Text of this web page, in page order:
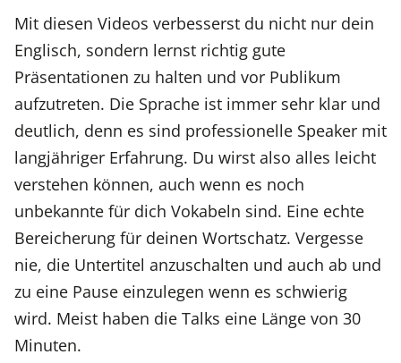
Mit diesen Videos verbesserst du nicht nur dein
Englisch, sondern lernst richtig gute
Präsentationen zu halten und vor Publikum
aufzutreten. Die Sprache ist immer sehr klar und
deutlich, denn es sind professionelle Speaker mit
langjähriger Erfahrung. Du wirst also alles leicht
verstehen können, auch wenn es noch
unbekannte für dich Vokabeln sind. Eine echte
Bereicherung für deinen Wortschatz. Vergesse
nie, die Untertitel anzuschalten und auch ab und
zu eine Pause einzulegen wenn es schwierig
wird. Meist haben die Talks eine Länge von 30
Minuten.